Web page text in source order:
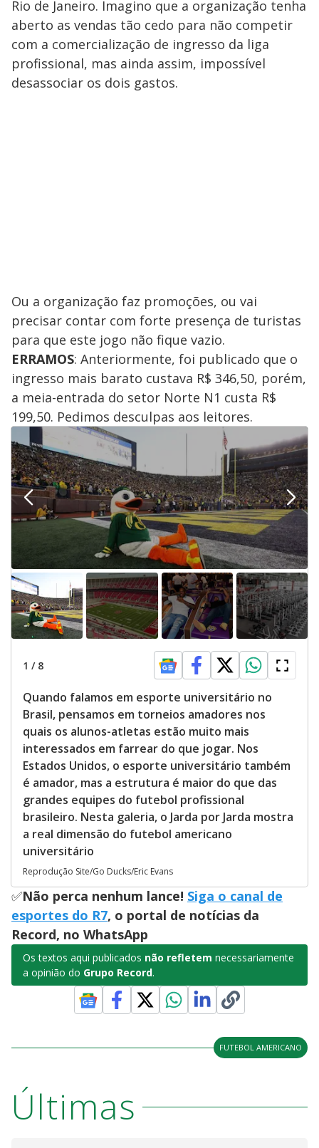
Rio de Janeiro. Imagino que a organização tenha
aberto as vendas tão cedo para não competir
com a comercialização de ingresso da liga
profissional, mas ainda assim, impossível
desassociar os dois gastos.
Ou a organização faz promoções, ou vai
precisar contar com forte presença de turistas
para que este jogo não fique vazio.
ERRAMOS: Anteriormente, foi publicado que o
ingresso mais barato custava R$ 346,50, porém,
a meia-entrada do setor Norte N1 custa R$
199,50. Pedimos desculpas aos leitores.
1 / 8
Quando falamos em esporte universitário no
Brasil, pensamos em torneios amadores nos
quais os alunos-atletas estão muito mais
interessados em farrear do que jogar. Nos
Estados Unidos, o esporte universitário também
é amador, mas a estrutura é maior do que das
grandes equipes do futebol profissional
brasileiro. Nesta galeria, o Jarda por Jarda mostra
a real dimensão do futebol americano
universitário
Reprodução Site/Go Ducks/Eric Evans
✅Não perca nenhum lance! Siga o canal de
esportes do R7, o portal de notícias da
Record, no WhatsApp
Os textos aqui publicados não refletem necessariamente
a opinião do Grupo Record.
FUTEBOL AMERICANO
Últimas